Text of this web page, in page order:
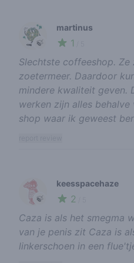
🍃
martinus
1
Slechtste coffeeshop. Ze
zoetermeer. Daardoor
mindere kwaliteit geven.
werken zijn alles
shop waar ik geweest
🍃
keesspacehaze
2
Caza is als het smegma
van je penis zit Caza is
linkerschoen in een